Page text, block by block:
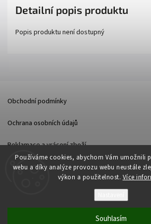
Používáme cookies, abychom Vám umožnili
webu a díky analýze provozu webu neustále
výkon a použitelnost. Více
Souhlasím
Detailní popis produktu
Popis produktu není dostupný
Obchodní podmínky
Ochrana osobních údajů
Reklamace a vrácení zboží
PON PLANET. Všechna